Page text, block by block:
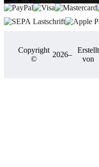
Copyright
©
2026–
Erstellt
von